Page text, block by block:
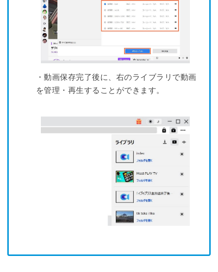
・動画保存完了後に、右のライブラリで動画
を管理・再生することができます。